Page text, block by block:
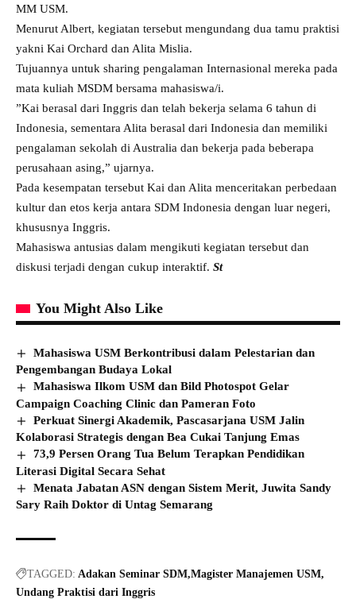
MM USM.
Menurut Albert, kegiatan tersebut mengundang dua tamu praktisi
yakni Kai Orchard dan Alita Mislia.
Tujuannya untuk sharing pengalaman Internasional mereka pada
mata kuliah MSDM bersama mahasiswa/i.
”Kai berasal dari Inggris dan telah bekerja selama 6 tahun di
Indonesia, sementara Alita berasal dari Indonesia dan memiliki
pengalaman sekolah di Australia dan bekerja pada beberapa
perusahaan asing,” ujarnya.
Pada kesempatan tersebut Kai dan Alita menceritakan perbedaan
kultur dan etos kerja antara SDM Indonesia dengan luar negeri,
khususnya Inggris.
Mahasiswa antusias dalam mengikuti kegiatan tersebut dan
diskusi terjadi dengan cukup interaktif. St
You Might Also Like
Mahasiswa USM Berkontribusi dalam Pelestarian dan
Pengembangan Budaya Lokal
Mahasiswa Ilkom USM dan Bild Photospot Gelar
Campaign Coaching Clinic dan Pameran Foto
Perkuat Sinergi Akademik, Pascasarjana USM Jalin
Kolaborasi Strategis dengan Bea Cukai Tanjung Emas
73,9 Persen Orang Tua Belum Terapkan Pendidikan
Literasi Digital Secara Sehat
Menata Jabatan ASN dengan Sistem Merit, Juwita Sandy
Sary Raih Doktor di Untag Semarang
TAGGED: Adakan Seminar SDM Magister Manajemen USM
Undang Praktisi dari Inggris